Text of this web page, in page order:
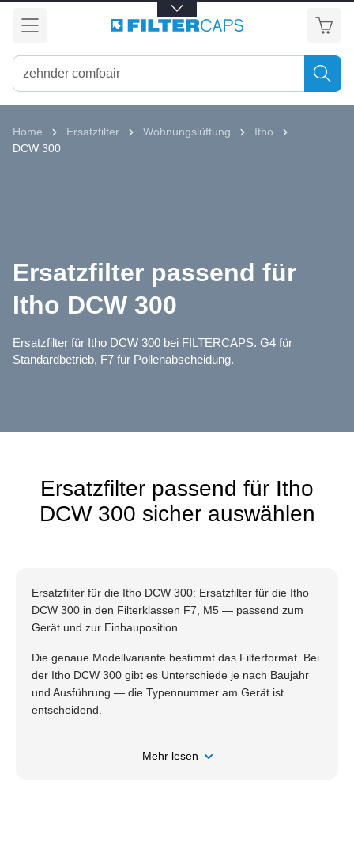
springen
Home Ersatzfilter Wohnungslüftung
Itho
DCW 300
Ersatzfilter passend für
Itho DCW 300
Ersatzfilter für Itho DCW 300 bei FILTERCAPS. G4 für
Standardbetrieb, F7 für Pollenabscheidung.
Ersatzfilter passend für Itho
DCW 300 sicher auswählen
Ersatzfilter für die Itho DCW 300: Ersatzfilter für die Itho
DCW 300 in den Filterklassen F7, M5 — passend zum
Gerät und zur Einbauposition.
Die genaue Modellvariante bestimmt das Filterformat. Bei
der Itho DCW 300 gibt es Unterschiede je nach Baujahr
und Ausführung — die Typennummer am Gerät ist
entscheidend.
Mehr lesen